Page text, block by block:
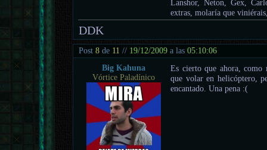
Lanshor, Neton, Gex,
extras, molaría que
DDK
Post8 de 11 // 19/12/2009 a las05:10:06
Big Kahuna
Vórtice Paladínico
Es cierto que ahora, como
que volar en helicóptero,
encantado. Una pena :(